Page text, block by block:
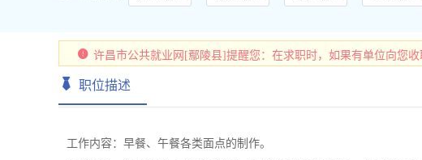
许昌市公共就业网[鄢陵县]提醒您：在求职时，如果有单位向您
职位描述
工作内容：早餐、午餐各类面点的制作。